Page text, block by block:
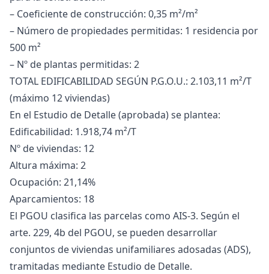
– Coeficiente de construcción: 0,35 m²/m²
– Número de propiedades permitidas: 1 residencia por
500 m²
– Nº de plantas permitidas: 2
TOTAL EDIFICABILIDAD SEGÚN P.G.O.U.: 2.103,11 m²/T
(máximo 12 viviendas)
En el Estudio de Detalle (aprobada) se plantea:
Edificabilidad: 1.918,74 m²/T
Nº de viviendas: 12
Altura máxima: 2
Ocupación: 21,14%
Aparcamientos: 18
El PGOU clasifica las parcelas como AIS-3. Según el
arte. 229, 4b del PGOU, se pueden desarrollar
conjuntos de viviendas unifamiliares adosadas (ADS),
tramitadas mediante Estudio de Detalle.